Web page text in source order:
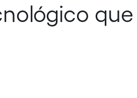
que